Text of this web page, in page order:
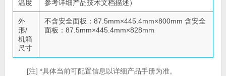
温度
参考详细产品技术文档描述）
外
形/
机箱
尺寸
不含安全面板：87.5mm×445.4mm×800mm 含安全
面板：87.5mm×445.4mm×828mm
[注] *具体当前可配置信息以详细产品手册为准。